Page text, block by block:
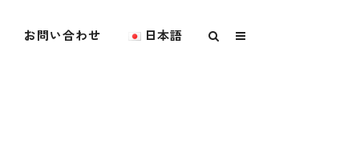
お問い合わせ 日本語